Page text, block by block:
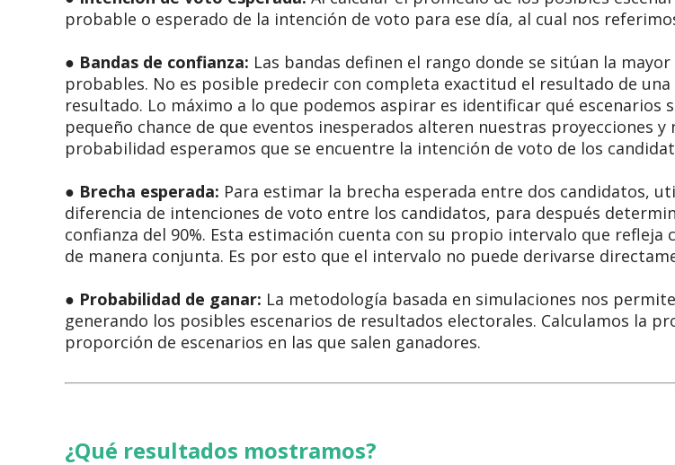
probable o esperado de la intención de voto para ese día, al cual nos
● Bandas de confianza: Las bandas definen el rango donde se sitúan la
probables. No es posible predecir con completa exactitud el resultado de
resultado. Lo máximo a lo que podemos aspirar es identificar qué
pequeño chance de que eventos inesperados alteren nuestras proyecciones
probabilidad esperamos que se encuentre la intención de voto de los
● Brecha esperada: Para estimar la brecha esperada entre dos candidatos,
diferencia de intenciones de voto entre los candidatos, para después
confianza del 90%. Esta estimación cuenta con su propio intervalo que
de manera conjunta. Es por esto que el intervalo no puede derivarse
● Probabilidad de ganar: La metodología basada en simulaciones nos
generando los posibles escenarios de resultados electorales. Calculamos la
proporción de escenarios en las que salen ganadores.
¿Qué resultados mostramos?